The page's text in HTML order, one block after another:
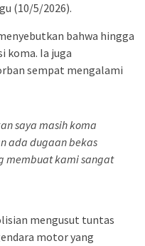
(10/5/2026).
bahwa hingga
koma. Ia juga
sempat mengalami
saya masih koma
ada dugaan bekas
membuat kami sangat
mengusut tuntas
motor yang